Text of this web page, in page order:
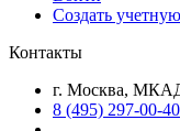
Создать
Контакты
г. Москва,
8 (495) 297-00-40